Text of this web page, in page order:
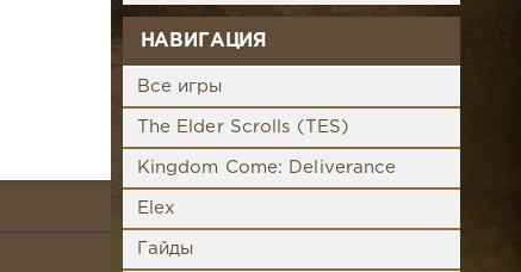
НАВИГАЦИЯ
Все игры
The Elder Scrolls (TES)
Kingdom Come: Deliverance
Elex
Гайды